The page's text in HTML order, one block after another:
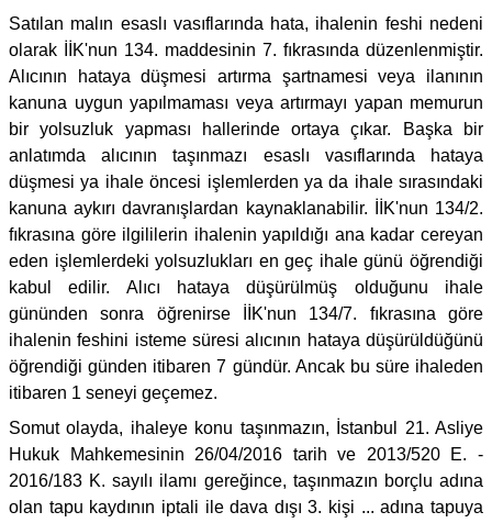
Satılan malın esaslı vasıflarında hata, ihalenin feshi nedeni
olarak İİK'nun 134. maddesinin 7. fıkrasında düzenlenmiştir.
Alıcının hataya düşmesi artırma şartnamesi veya ilanının
kanuna uygun yapılmaması veya artırmayı yapan memurun
bir yolsuzluk yapması hallerinde ortaya çıkar. Başka bir
anlatımda alıcının taşınmazı esaslı vasıflarında hataya
düşmesi ya ihale öncesi işlemlerden ya da ihale sırasındaki
kanuna aykırı davranışlardan kaynaklanabilir. İİK'nun 134/2.
fıkrasına göre ilgililerin ihalenin yapıldığı ana kadar cereyan
eden işlemlerdeki yolsuzlukları en geç ihale günü öğrendiği
kabul edilir. Alıcı hataya düşürülmüş olduğunu ihale
gününden sonra öğrenirse İİK'nun 134/7. fıkrasına göre
ihalenin feshini isteme süresi alıcının hataya düşürüldüğünü
öğrendiği günden itibaren 7 gündür. Ancak bu süre ihaleden
itibaren 1 seneyi geçemez.
Somut olayda, ihaleye konu taşınmazın, İstanbul 21. Asliye
Hukuk Mahkemesinin 26/04/2016 tarih ve 2013/520 E. -
2016/183 K. sayılı ilamı gereğince, taşınmazın borçlu adına
olan tapu kaydının iptali ile dava dışı 3. kişi ... adına tapuya